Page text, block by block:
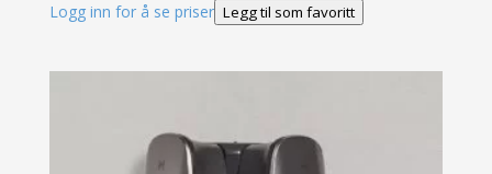
Logg inn for å se priser Legg til som favoritt